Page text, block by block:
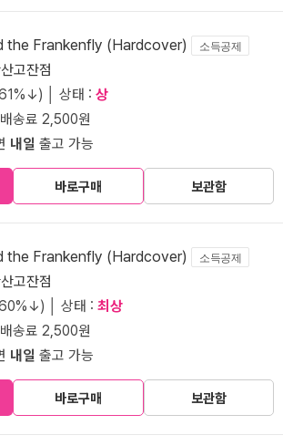
the Frankenfly (Hardcover) 소득공제
고잔점
│ 상태 : 상
송료 2,500원
내일 출고 가능
바로구매 보관함
the Frankenfly (Hardcover) 소득공제
고잔점
│ 상태 : 최상
송료 2,500원
내일 출고 가능
바로구매 보관함